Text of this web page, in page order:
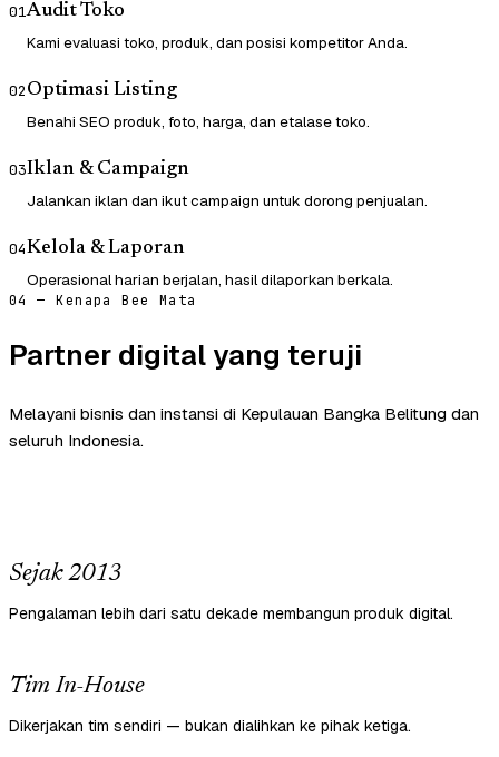
01Audit Toko
Kami evaluasi toko, produk, dan posisi kompetitor Anda.
02Optimasi Listing
Benahi SEO produk, foto, harga, dan etalase toko.
03Iklan & Campaign
Jalankan iklan dan ikut campaign untuk dorong penjualan.
04Kelola & Laporan
Operasional harian berjalan, hasil dilaporkan berkala.
04 — Kenapa Bee Mata
Partner digital yang teruji
Melayani bisnis dan instansi di Kepulauan Bangka Belitung dan
seluruh Indonesia.
Sejak 2013
Pengalaman lebih dari satu dekade membangun produk digital.
Tim In-House
Dikerjakan tim sendiri — bukan dialihkan ke pihak ketiga.